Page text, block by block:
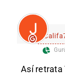
Así retrata